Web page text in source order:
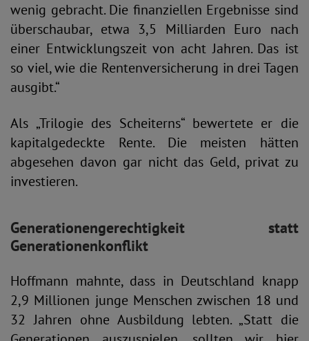
wenig gebracht. Die finanziellen Ergebnisse sind
überschaubar, etwa 3,5 Milliarden Euro nach
einer Entwicklungszeit von acht Jahren. Das ist
so viel, wie die Rentenversicherung in drei Tagen
ausgibt.“
Als „Trilogie des Scheiterns“ bewertete er die
kapitalgedeckte Rente. Die meisten hätten
abgesehen davon gar nicht das Geld, privat zu
investieren.
Generationengerechtigkeit statt
Generationenkonflikt
Hoffmann mahnte, dass in Deutschland knapp
2,9 Millionen junge Menschen zwischen 18 und
32 Jahren ohne Ausbildung lebten. „Statt die